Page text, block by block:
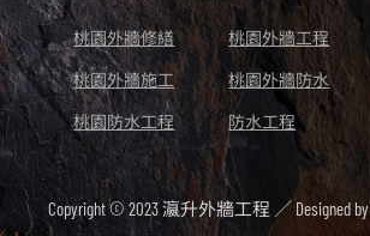
桃園外牆修繕 桃園外牆工程
桃園外牆施工 桃園外牆防水
桃園防水工程 防水工程
Copyright © 2023 瀛升外牆工程 ／ Designed by